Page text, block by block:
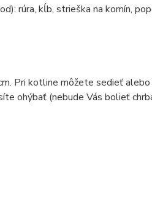
rúra, kĺb, strieška na komín,
Pri kotline môžete sedieť
ohýbať (nebude Vás bolieť